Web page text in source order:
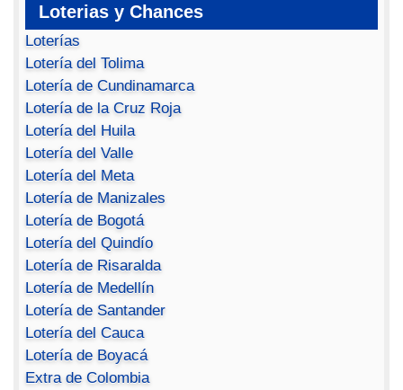
Loterias y Chances
Loterías
Lotería del Tolima
Lotería de Cundinamarca
Lotería de la Cruz Roja
Lotería del Huila
Lotería del Valle
Lotería del Meta
Lotería de Manizales
Lotería de Bogotá
Lotería del Quindío
Lotería de Risaralda
Lotería de Medellín
Lotería de Santander
Lotería del Cauca
Lotería de Boyacá
Extra de Colombia